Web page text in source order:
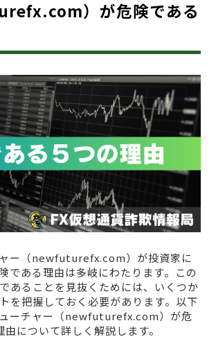
）が危険である
ー（newfuturefx.com）が投資家に
である理由は多岐にわたります。この
あることを見抜くためには、いくつか
を把握しておく必要があります。以下
ーチャー（newfuturefx.com）が危
について詳しく解説します。